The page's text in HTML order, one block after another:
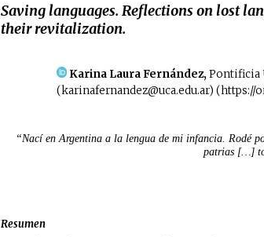
Saving languages. Reflections on lost
their revitalization.
Karina Laura Fernández, Pontificia
(karinafernandez@uca.edu.ar) (https://
“Nací en Argentina a la lengua de mi infancia. Rodé
patrias […]
Resumen